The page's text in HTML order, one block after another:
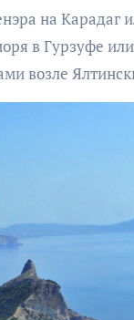
на Карадаг
в Гурзуфе
возле